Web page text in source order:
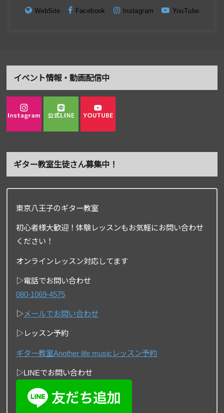
WebSite Facebook Instagram YouTube
イベント情報・動画配信中
ギター教室生徒さん募集中！
東京八王子のギター教室
初心者様大歓迎！体験レッスンもお気軽にお問い合わせ
ください！
オンラインレッスン対応してます
▷電話でお問い合わせ
080-1069-4575
▷メールでお問い合わせ
▷レッスン予約
ギター教室Another life musicレッスン予約
▷LINEでお問い合わせ